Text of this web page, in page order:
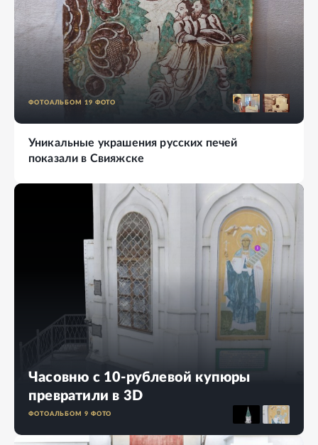
ФОТОАЛЬБОМ 19 ФОТО
Уникальные украшения русских печей
показали в Свияжске
Часовню с 10-рублевой купюры
превратили в 3D
ФОТОАЛЬБОМ 9 ФОТО